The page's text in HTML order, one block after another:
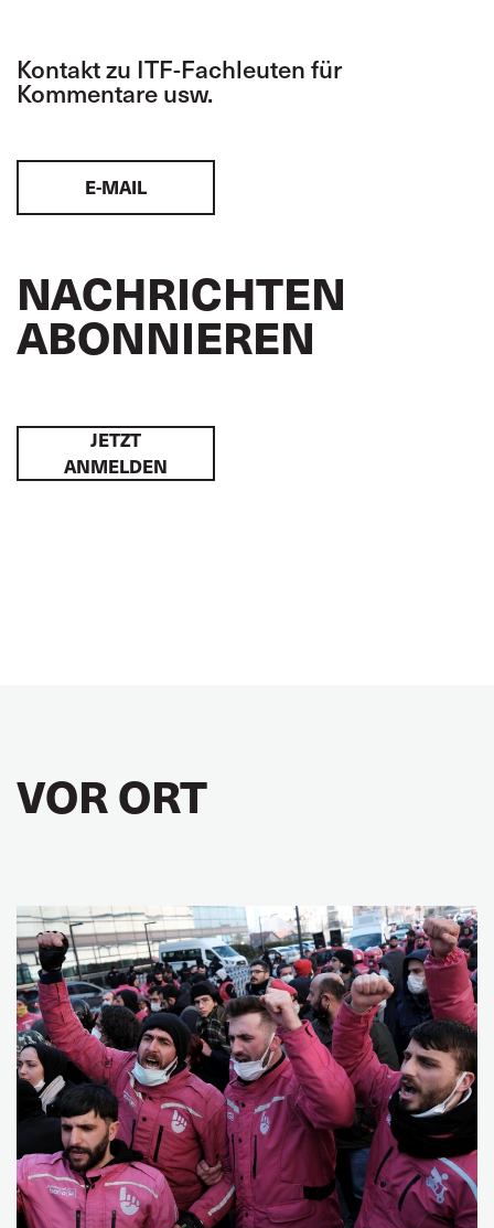
Kontakt zu ITF-Fachleuten für
Kommentare usw.
E-MAIL
NACHRICHTEN
ABONNIEREN
JETZT
ANMELDEN
VOR ORT